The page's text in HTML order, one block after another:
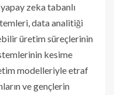
zeka tabanlı
data analitiği
üretim süreçlerinin
kesime
modelleriyle etraf
ve gençlerin